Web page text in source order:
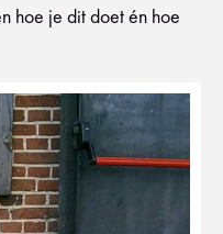
hoe je dit doet én hoe